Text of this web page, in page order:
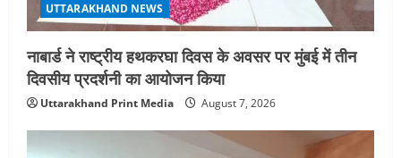
UTTARAKHAND NEWS
नाबार्ड ने राष्ट्रीय हथकरघा दिवस के अवसर पर मुंबई में तीन
दिवसीय प्रदर्शनी का आयोजन किया
Uttarakhand Print Media August 7, 2026